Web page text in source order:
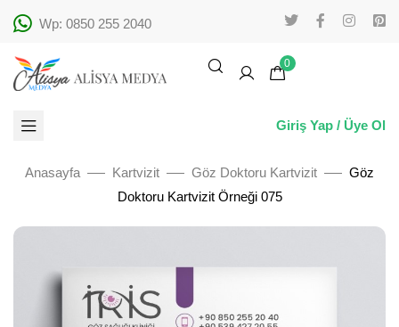
Wp: 0850 255 2040
0
Giriş Yap / Üye Ol
Anasayfa Kartvizit Göz Doktoru Kartvizit
Göz
Doktoru Kartvizit Örneği 075